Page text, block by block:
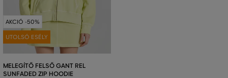
AKCIÓ -50%
UTOLSÓ ESÉLY
MELEGÍTŐ FELSŐ GANT REL
SUNFADED ZIP HOODIE